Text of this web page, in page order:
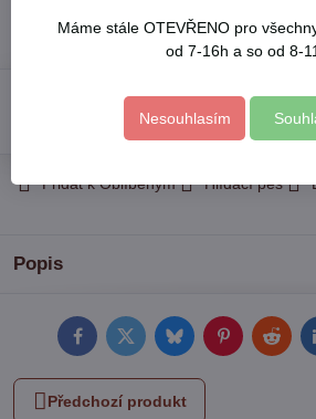
24300 Kč
Do
Přidat k Oblíbeným Hlídací pes
Popis
FacebookTwitterBlueskyPinterestReddit
Předchozí produkt
Máme stále OTEVŘENO pro
od 7-16h a so od 8-
Nesouhlasím